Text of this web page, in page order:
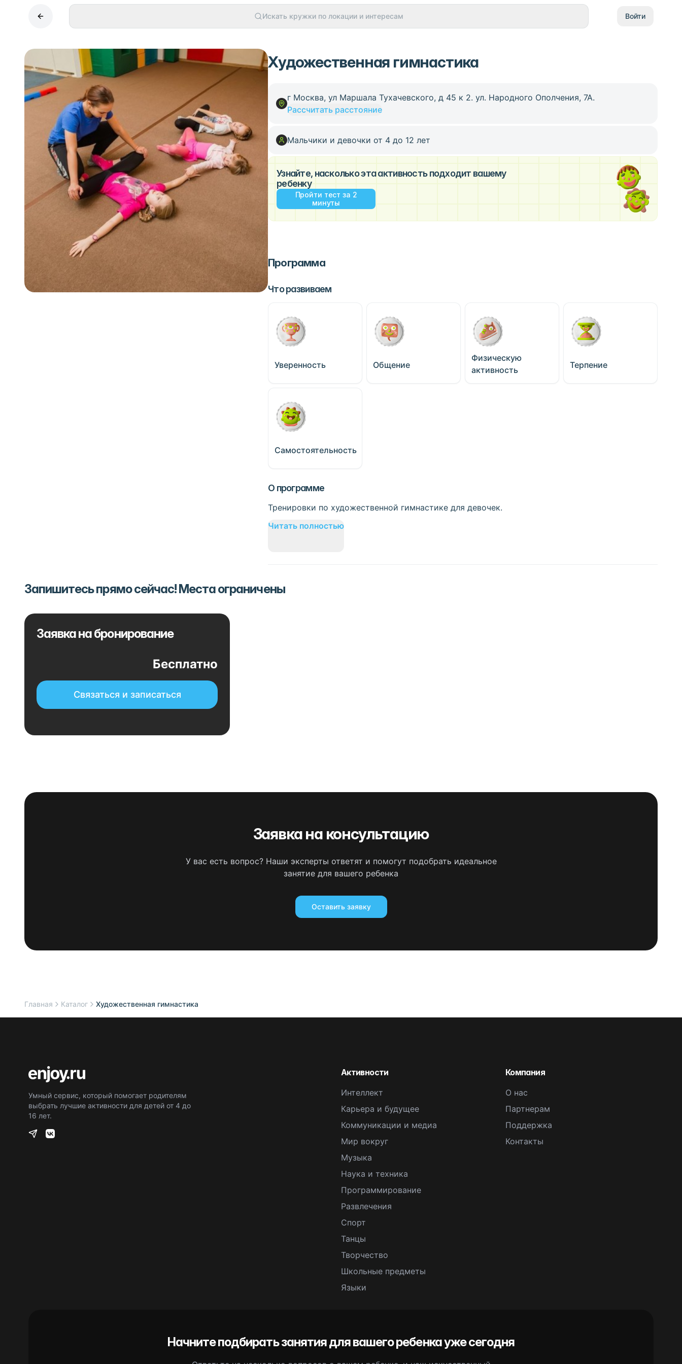
Искать кружки по локации и интересам Войти
Художественная гимнастика
г Москва, ул Маршала Тухачевского, д 45 к 2. ул. Народного Ополчения, 7А.
Рассчитать расстояние
Мальчики и девочки от 4 до 12 лет
Узнайте, насколько эта активность подходит вашему
ребенку
Пройти тест за 2
минуты
Программа
Что развиваем
Уверенность Общение
Физическую
активность
Терпение
Самостоятельность
О программе
Тренировки по художественной гимнастике для девочек.
Читать полностью
Запишитесь прямо сейчас! Места ограничены
Заявка на бронирование
Бесплатно
Связаться и записаться
Заявка на консультацию
У вас есть вопрос? Наши эксперты ответят и помогут подобрать идеальное
занятие для вашего ребенка
Оставить заявку
Главная Каталог Художественная гимнастика
Умный сервис, который помогает родителям
выбрать лучшие активности для детей от 4 до
16 лет.
Активности
Интеллект
Карьера и будущее
Коммуникации и медиа
Мир вокруг
Музыка
Наука и техника
Программирование
Развлечения
Спорт
Танцы
Творчество
Школьные предметы
Языки
Компания
О нас
Партнерам
Поддержка
Контакты
Начните подбирать занятия для вашего ребенка уже сегодня